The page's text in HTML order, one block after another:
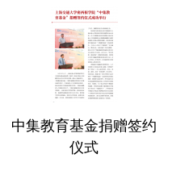
中集教育基金捐赠签约
仪式